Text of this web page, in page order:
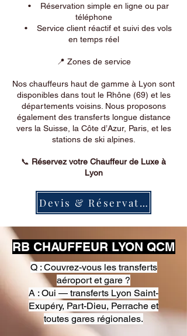
• Réservation simple en ligne ou par
téléphone
• Service client réactif et suivi des vols
en temps réel
📍 Zones de service
Nos chauffeurs haut de gamme à Lyon sont
disponibles dans tout le Rhône (69) et les
départements voisins. Nous proposons
également des transferts longue distance
vers la Suisse, la Côte d’Azur, Paris, et les
stations de ski alpines.
📞 Réservez votre Chauffeur de Luxe à
Lyon
Devis & Réservation
RB CHAUFFEUR LYON QCM
Q : Couvrez-vous les transferts
aéroport et gare ?
A : Oui — transferts Lyon Saint-
Exupéry, Part-Dieu, Perrache et
toutes gares régionales.